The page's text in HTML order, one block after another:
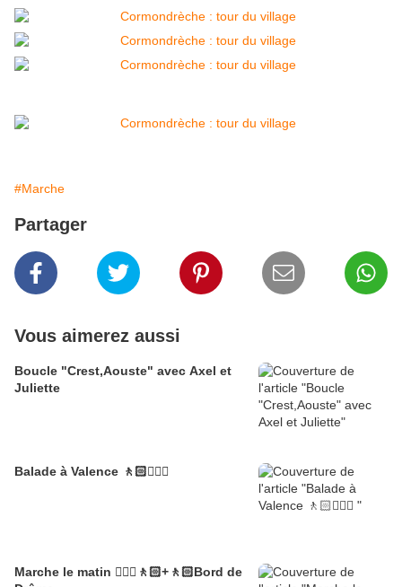
#Marche
Partager
Vous aimerez aussi
Boucle "Crest,Aouste" avec Axel et
Juliette
Balade à Valence 🚶🏻🚶🏼‍♂️
Marche le matin 🚶🏼‍♂️🚶🏻+🚶🏻Bord de